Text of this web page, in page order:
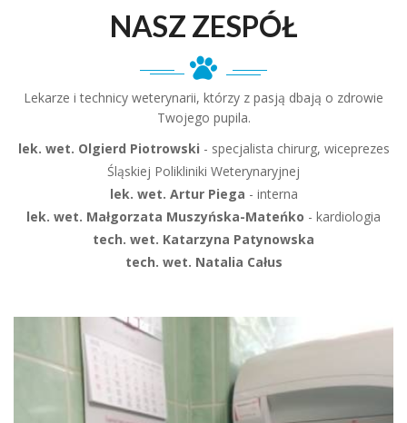
NASZ ZESPÓŁ
Lekarze i technicy weterynarii, którzy z pasją dbają o zdrowie
Twojego pupila.
lek. wet. Olgierd Piotrowski - specjalista chirurg, wiceprezes
Śląskiej Polikliniki Weterynaryjnej
lek. wet. Artur Piega - interna
lek. wet. Małgorzata Muszyńska-Mateńko - kardiologia
tech. wet. Katarzyna Patynowska
tech. wet. Natalia Całus